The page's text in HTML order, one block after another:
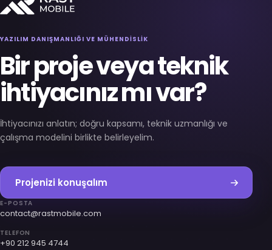
YAZILIM DANIŞMANLIĞI VE MÜHENDİSLİK
Bir proje veya teknik
ihtiyacınız mı var?
İhtiyacınızı anlatın; doğru kapsamı, teknik uzmanlığı ve
çalışma modelini birlikte belirleyelim.
Projenizi konuşalım
E-POSTA
contact@rastmobile.com
TELEFON
+90 212 945 4744